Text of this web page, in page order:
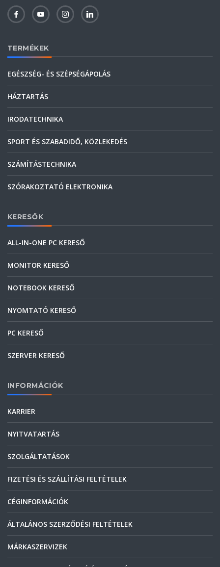
TERMÉKEK
EGÉSZSÉG- ÉS SZÉPSÉGÁPOLÁS
HÁZTARTÁS
IRODATECHNIKA
SPORT ÉS SZABADIDŐ, KÖZLEKEDÉS
SZÁMÍTÁSTECHNIKA
SZÓRAKOZTATÓ ELEKTRONIKA
KERESŐK
ALL-IN-ONE PC KERESŐ
MONITOR KERESŐ
NOTEBOOK KERESŐ
NYOMTATÓ KERESŐ
PC KERESŐ
SZERVER KERESŐ
INFORMÁCIÓK
KARRIER
NYITVATARTÁS
SZOLGÁLTATÁSOK
FIZETÉSI ÉS SZÁLLÍTÁSI FELTÉTELEK
CÉGINFORMÁCIÓK
ÁLTALÁNOS SZERZŐDÉSI FELTÉTELEK
MÁRKASZERVIZEK